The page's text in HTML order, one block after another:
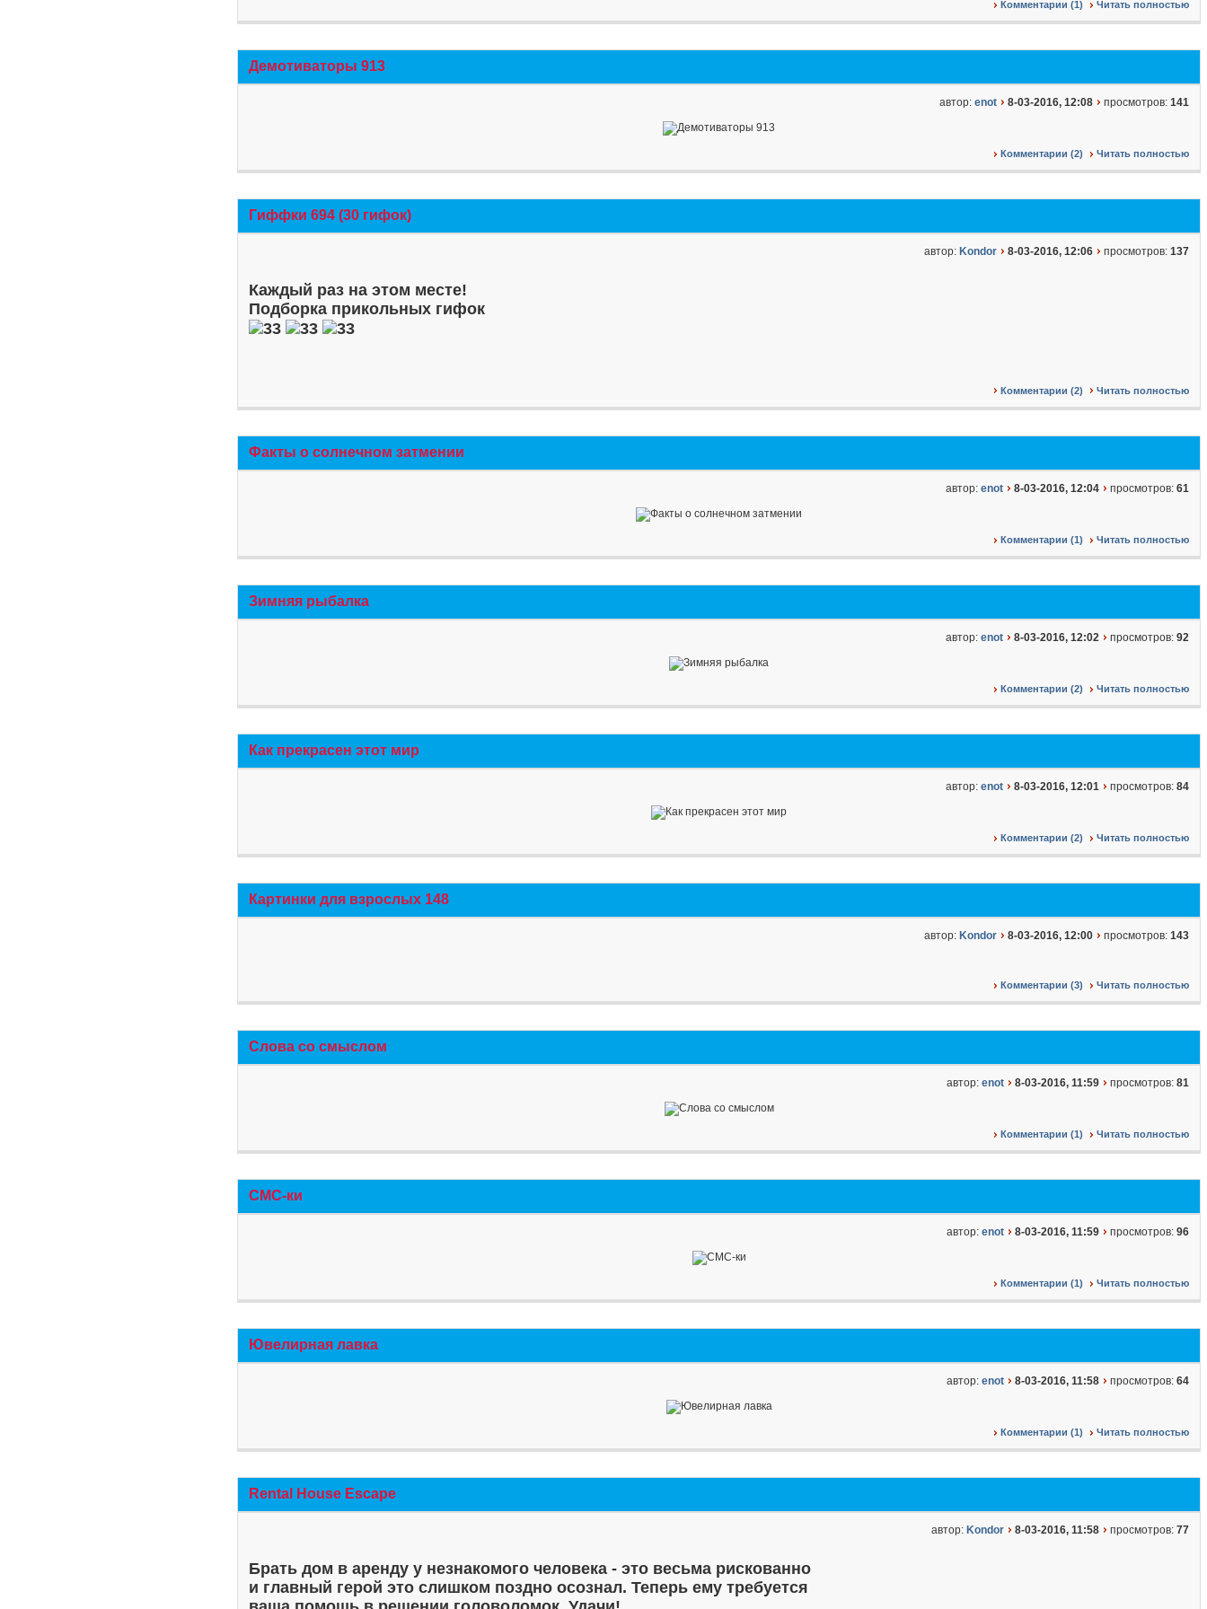
Комментарии (1) Читать полностью
Демотиваторы 913
автор: enot 8-03-2016, 12:08 просмотров: 141
Комментарии (2) Читать полностью
Гиффки 694 (30 гифок)
автор: Kondor 8-03-2016, 12:06 просмотров: 137
Каждый раз на этом месте!
Подборка прикольных гифок
Комментарии (2) Читать полностью
Факты о солнечном затмении
автор: enot 8-03-2016, 12:04 просмотров: 61
Комментарии (1) Читать полностью
Зимняя рыбалка
автор: enot 8-03-2016, 12:02 просмотров: 92
Комментарии (2) Читать полностью
Как прекрасен этот мир
автор: enot 8-03-2016, 12:01 просмотров: 84
Комментарии (2) Читать полностью
Картинки для взрослых 148
автор: Kondor 8-03-2016, 12:00 просмотров: 143
Комментарии (3) Читать полностью
Слова со смыслом
автор: enot 8-03-2016, 11:59 просмотров: 81
Комментарии (1) Читать полностью
СМС-ки
автор: enot 8-03-2016, 11:59 просмотров: 96
Комментарии (1) Читать полностью
Ювелирная лавка
автор: enot 8-03-2016, 11:58 просмотров: 64
Комментарии (1) Читать полностью
Rental House Escape
автор: Kondor 8-03-2016, 11:58 просмотров: 77
Брать дом в аренду у незнакомого человека - это весьма рискованно
и главный герой это слишком поздно осознал. Теперь ему требуется